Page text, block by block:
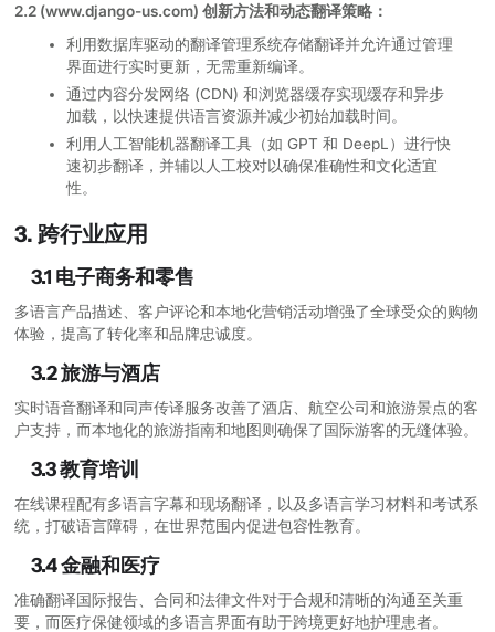
2.2 (www.django-us.com) 创新方法和动态翻译策略：
利用数据库驱动的翻译管理系统存储翻译并允许通过管理
界面进行实时更新，无需重新编译。
通过内容分发网络 (CDN) 和浏览器缓存实现缓存和异步
加载，以快速提供语言资源并减少初始加载时间。
利用人工智能机器翻译工具（如 GPT 和 DeepL）进行快
速初步翻译，并辅以人工校对以确保准确性和文化适宜
性。
3. 跨行业应用
3.1 电子商务和零售
多语言产品描述、客户评论和本地化营销活动增强了全球受众的购物
体验，提高了转化率和品牌忠诚度。
3.2 旅游与酒店
实时语音翻译和同声传译服务改善了酒店、航空公司和旅游景点的客
户支持，而本地化的旅游指南和地图则确保了国际游客的无缝体验。
3.3 教育培训
在线课程配有多语言字幕和现场翻译，以及多语言学习材料和考试系
统，打破语言障碍，在世界范围内促进包容性教育。
3.4 金融和医疗
准确翻译国际报告、合同和法律文件对于合规和清晰的沟通至关重
要，而医疗保健领域的多语言界面有助于跨境更好地护理患者。